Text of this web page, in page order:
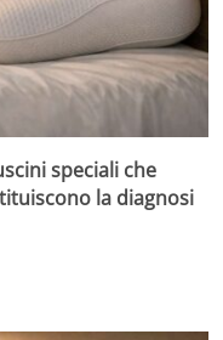
speciali che
la diagnosi